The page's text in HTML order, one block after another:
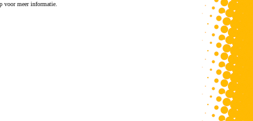
voor meer informatie.